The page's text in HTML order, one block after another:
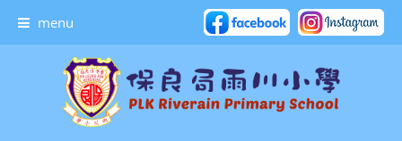
menu